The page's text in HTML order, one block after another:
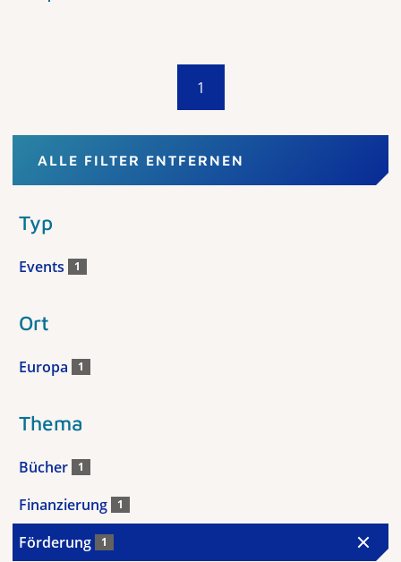
1
ALLE FILTER ENTFERNEN
Typ
Events 1
Ort
Europa 1
Thema
Bücher 1
Finanzierung 1
Förderung 1